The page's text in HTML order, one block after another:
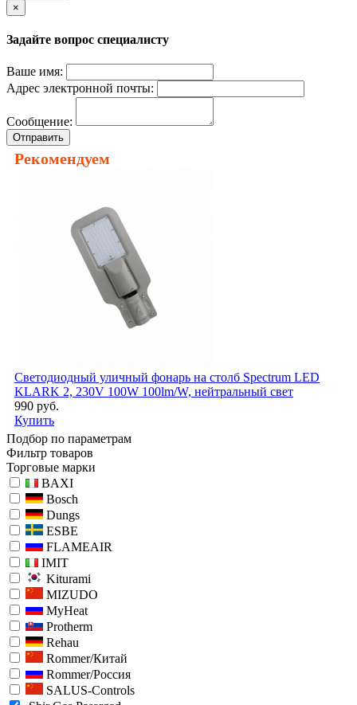
×
Задайте вопрос специалисту
Ваше имя:
Адрес электронной почты:
Сообщение:
Отправить
Рекомендуем
Светодиодный уличный фонарь на столб Spectrum LED
KLARK 2, 230V 100W 100lm/W, нейтральный свет
990 руб.
Купить
Подбор по параметрам
Фильтр товаров
Торговые марки
BAXI
Bosch
Dungs
ESBE
FLAMEAIR
IMIT
Kiturami
MIZUDO
MyHeat
Protherm
Rehau
Rommer/Китай
Rommer/Россия
SALUS-Controls